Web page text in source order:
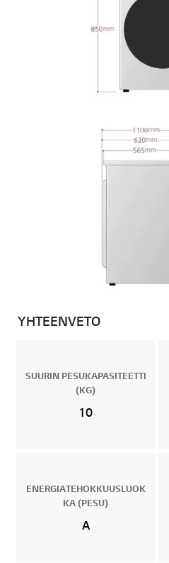
YHTEENVETO
SUURIN PESUKAPASITEETTI
(KG)
10
ENERGIATEHOKKUUSLUOK
KA (PESU)
A